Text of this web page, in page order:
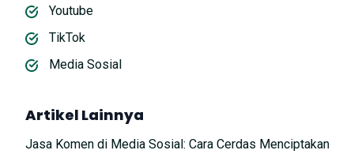
Youtube
TikTok
Media Sosial
Artikel Lainnya
Jasa Komen di Media Sosial: Cara Cerdas Menciptakan